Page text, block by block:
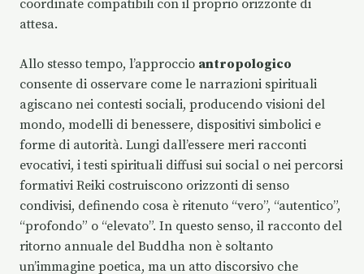
coordinate compatibili con il proprio orizzonte di
attesa.
Allo stesso tempo, l’approccio antropologico
consente di osservare come le narrazioni spirituali
agiscano nei contesti sociali, producendo visioni del
mondo, modelli di benessere, dispositivi simbolici e
forme di autorità. Lungi dall’essere meri racconti
evocativi, i testi spirituali diffusi sui social o nei percorsi
formativi Reiki costruiscono orizzonti di senso
condivisi, definendo cosa è ritenuto “vero”, “autentico”,
“profondo” o “elevato”. In questo senso, il racconto del
ritorno annuale del Buddha non è soltanto
un’immagine poetica, ma un atto discorsivo che